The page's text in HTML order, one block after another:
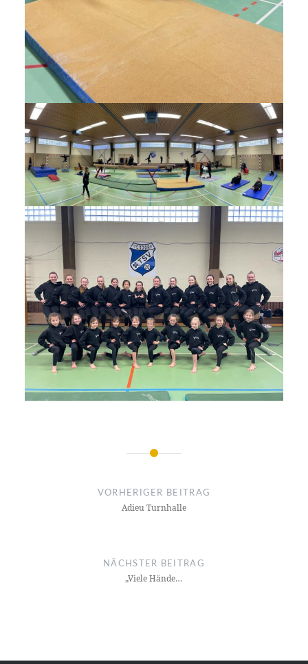
Beitragsnavigation
VORHERIGER BEITRAG
Adieu Turnhalle
NÄCHSTER BEITRAG
„Viele Hände…